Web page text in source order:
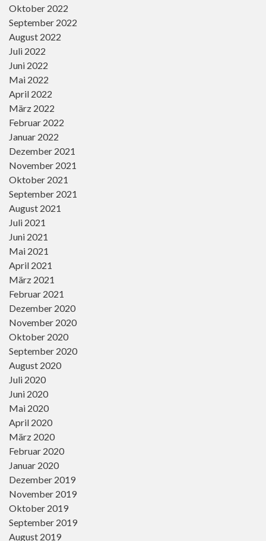
Oktober 2022
September 2022
August 2022
Juli 2022
Juni 2022
Mai 2022
April 2022
März 2022
Februar 2022
Januar 2022
Dezember 2021
November 2021
Oktober 2021
September 2021
August 2021
Juli 2021
Juni 2021
Mai 2021
April 2021
März 2021
Februar 2021
Dezember 2020
November 2020
Oktober 2020
September 2020
August 2020
Juli 2020
Juni 2020
Mai 2020
April 2020
März 2020
Februar 2020
Januar 2020
Dezember 2019
November 2019
Oktober 2019
September 2019
August 2019